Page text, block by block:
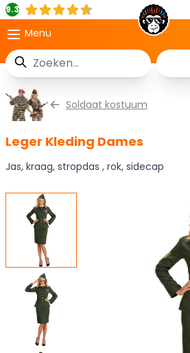
9.3
Menu
Zoek
Soldaat kostuum
Leger Kleding Dames
Jas, kraag, stropdas , rok, sidecap